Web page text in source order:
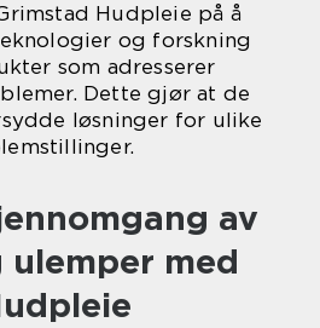
Hudpleie på å
og forskning
som adresserer
Dette gjør at de
løsninger for ulike
av
med